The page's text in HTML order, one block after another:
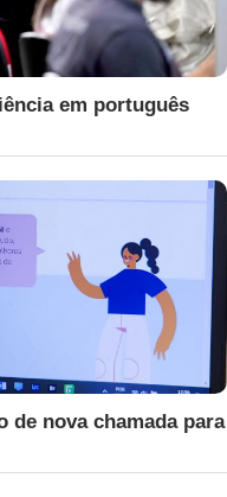
em português
de nova chamada para